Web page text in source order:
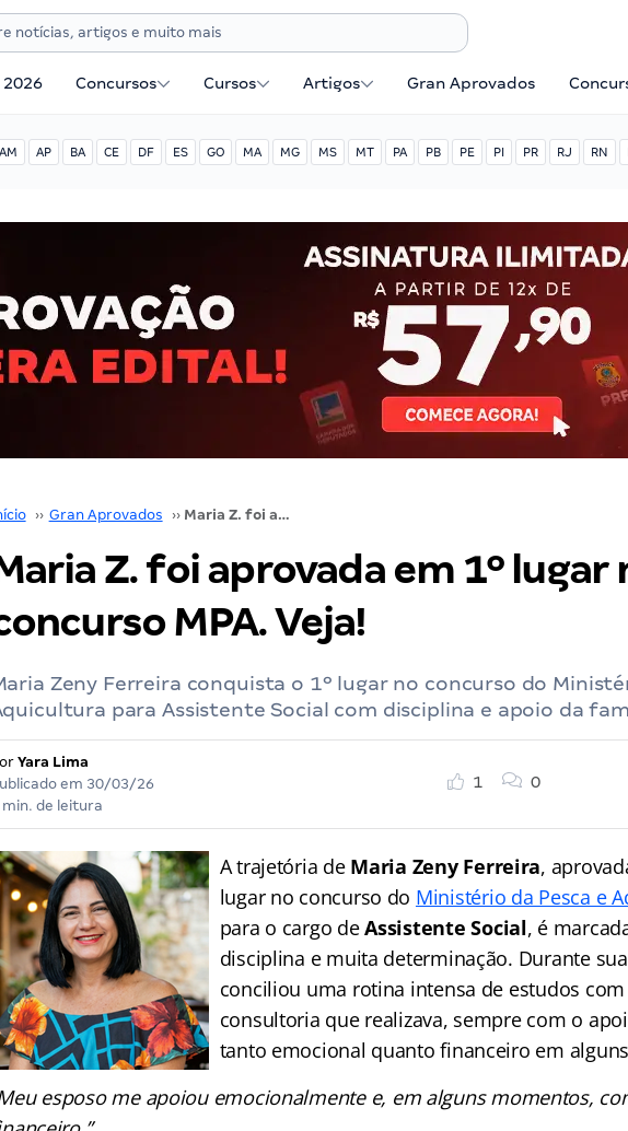
2026 Concursos Cursos Artigos Gran Aprovados
AM AP BA CE DF ES GO MA MG MS MT PA PB PE PI PR RJ RN
›› Gran Aprovados ›› Maria Z. foi aprovada em 1º lugar no concurso MPA. Veja!
Z. foi aprovada em 1º lugar
MPA. Veja!
Zeny Ferreira conquista o 1º lugar no concurso do
para Assistente Social com disciplina e apoio da
Yara Lima
em 30/03/26
min. de leitura
1 0
A trajetória de Maria Zeny Ferreira,
lugar no concurso do Ministério da Pesca e
para o cargo deAssistente Social, é
disciplina e muita determinação. Durante
conciliou uma rotina intensa de estudos
consultoria que realizava, sempre com o
tanto emocional quanto financeiro em
esposo me apoiou emocionalmente e, em alguns momentos,